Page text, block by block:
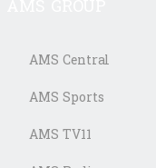
AMS Central
AMS Sports
AMS TV11